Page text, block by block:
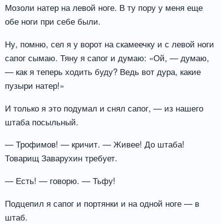
Мозоли натер на левой ноге. В ту пору у меня еще
обе ноги при себе были.
Ну, помню, сел я у ворот на скамеечку и с левой ноги
сапог сымаю. Тяну я сапог и думаю: «Ой, — думаю,
— как я теперь ходить буду? Ведь вот дура, какие
пузыри натер!»
И только я это подумал и снял сапог, — из нашего
штаба посыльный.
— Трофимов! — кричит. — Живее! До штаба!
Товарищ Заварухин требует.
— Есть! — говорю. — Тьфу!
Подцепил я сапог и портянки и на одной ноге — в
штаб.